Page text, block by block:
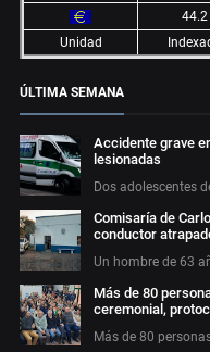
44.2
Unidad
ÚLTIMA SEMANA
Accidente grave
lesionadas
Dos adolescentes
Comisaría de
conductor
Un hombre de 63
Más de 80
ceremonial,
Más de 80